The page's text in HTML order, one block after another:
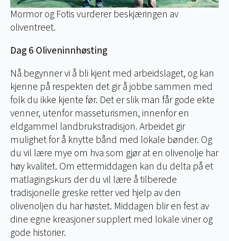
Mormor og Fotis vurderer beskjæringen av
oliventreet.
Dag 6 Oliveninnhøsting
Nå begynner vi å bli kjent med arbeidslaget, og kan
kjenne på respekten det gir å jobbe sammen med
folk du ikke kjente før. Det er slik man får gode ekte
venner, utenfor masseturismen, innenfor en
eldgammel landbrukstradisjon. Arbeidet gir
mulighet for å knytte bånd med lokale bønder. Og
du vil lære mye om hva som gjør at en olivenolje har
høy kvalitet. Om ettermiddagen kan du delta på et
matlagingskurs der du vil lære å tilberede
tradisjonelle greske retter ved hjelp av den
olivenoljen du har høstet. Middagen blir en fest av
dine egne kreasjoner supplert med lokale viner og
gode historier.